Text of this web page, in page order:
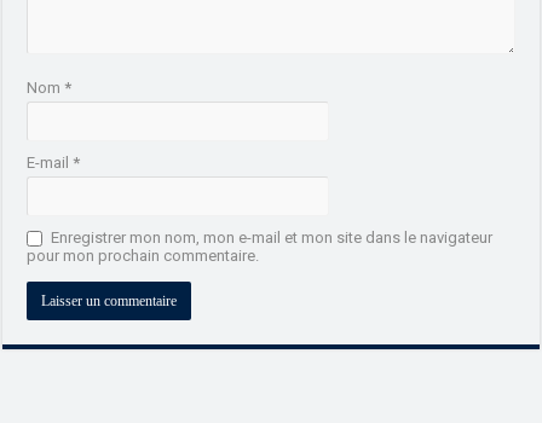
Nom*
E-mail*
Enregistrer mon nom, mon e-mail et mon site dans le navigateur
pour mon prochain commentaire.